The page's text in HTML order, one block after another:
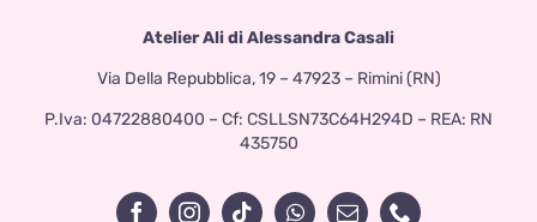
Atelier Ali di Alessandra Casali
Via Della Repubblica, 19 – 47923 – Rimini (RN)
P.Iva: 04722880400 – Cf: CSLLSN73C64H294D – REA: RN
435750